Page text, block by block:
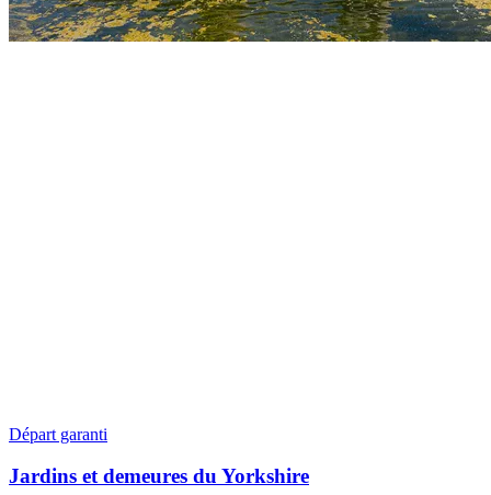
Départ garanti
Jardins et demeures du Yorkshire